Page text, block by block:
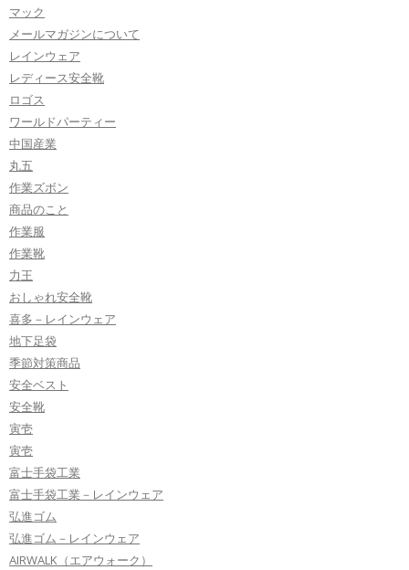
マック
メールマガジンについて
レインウェア
レディース安全靴
ロゴス
ワールドパーティー
中国産業
丸五
作業ズボン
商品のこと
作業服
作業靴
力王
おしゃれ安全靴
喜多－レインウェア
地下足袋
季節対策商品
安全ベスト
安全靴
寅壱
寅壱
富士手袋工業
富士手袋工業－レインウェア
弘進ゴム
弘進ゴム－レインウェア
AIRWALK（エアウォーク）